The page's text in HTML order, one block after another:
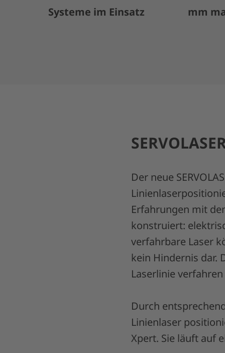
Systeme im Einsatz mm
Der neue
Erfahrungen mit
konstruiert:
verfahrbare Laser
kein Hindernis dar.
Laserlinie
Durch
Linienlaser
Xpert. Sie läuft auf